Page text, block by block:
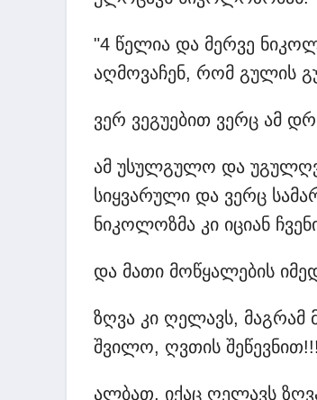
"4 წელია და მერვე
აღმოვაჩენ, რომ გულის
ვერ ვეგუებით ვერც ამ
ამ უსულგულო და
სიყვარული და ვერც
ნიკოლოზმა კი იციან
და მათი მოწყალების
ზღვა კი ღელავს, მაგრამ
შვილო, ღვთის შეწევნით!!!
ალბათ, იქაც ღელავს